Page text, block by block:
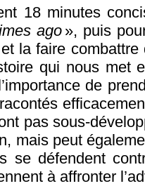
18 minutes
ago », puis
la faire
qui nous met
de
pas sous-
mais peut
se défendent
à affronter